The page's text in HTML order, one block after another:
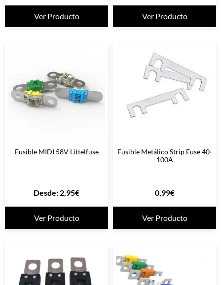
Ver Producto Ver Producto
Fusible MIDI 58V Littelfuse
Desde: 2,95€
Ver Producto
Fusible Metálico Strip Fuse 40-
100A
0,99€
Ver Producto